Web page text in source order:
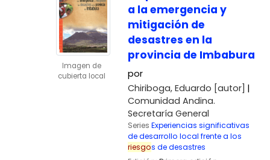
Imagen de
cubierta local
a la emergencia y
mitigación de
desastres en la
provincia de Imbabura
por
Chiriboga, Eduardo [autor]
Comunidad Andina.
Secretaría General
Series Experiencias significativas
de desarrollo local frente a los
riesgos de desastres